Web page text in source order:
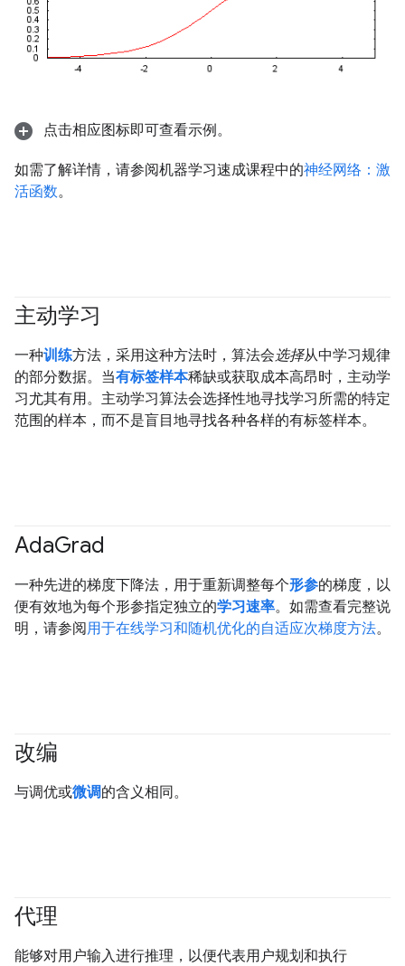
点击相应图标即可查看示例。
如需了解详情，请参阅机器学习速成课程中的神经网络：激
活函数。
主动学习
一种训练方法，采用这种方法时，算法会选择从中学习规律
的部分数据。当有标签样本稀缺或获取成本高昂时，主动学
习尤其有用。主动学习算法会选择性地寻找学习所需的特定
范围的样本，而不是盲目地寻找各种各样的有标签样本。
AdaGrad
一种先进的梯度下降法，用于重新调整每个形参的梯度，以
便有效地为每个形参指定独立的学习速率。如需查看完整说
明，请参阅用于在线学习和随机优化的自适应次梯度方法。
改编
与调优或微调的含义相同。
代理
能够对用户输入进行推理，以便代表用户规划和执行